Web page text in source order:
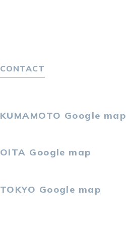
KUMAMOTO Google map
OITA Google map
TOKYO Google map
CONTACT